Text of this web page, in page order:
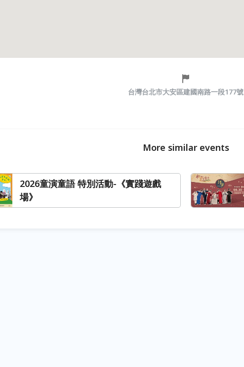
台灣台北市大安區建國南路一段177號
More similar events
2026童演童語 特別活動-《實踐遊戲
場》